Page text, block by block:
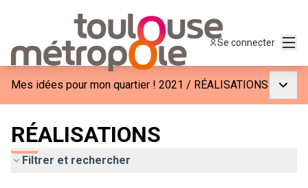
Se connecter
Mes idées pour mon quartier ! 2021 / RÉALISATIONS
RÉALISATIONS
Filtrer et rechercher